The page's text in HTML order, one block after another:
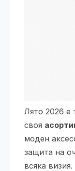
Лято 2026 е
своя
моден
защита на
всяка